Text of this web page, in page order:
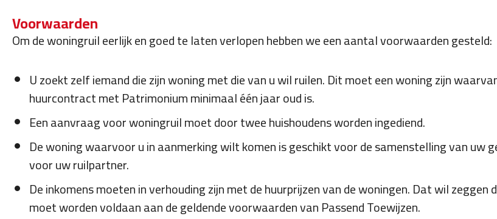
Voorwaarden
Om de woningruil eerlijk en goed te laten verlopen hebben we een aantal voorwaarden gesteld:
U zoekt zelf iemand die zijn woning met die van u wil ruilen. Dit moet een woning zijn
huurcontract met Patrimonium minimaal één jaar oud is.
Een aanvraag voor woningruil moet door twee huishoudens worden ingediend.
De woning waarvoor u in aanmerking wilt komen is geschikt voor de samenstelling van uw
voor uw ruilpartner.
De inkomens moeten in verhouding zijn met de huurprijzen van de woningen. Dat wil zeggen
moet worden voldaan aan de geldende voorwaarden van Passend Toewijzen.